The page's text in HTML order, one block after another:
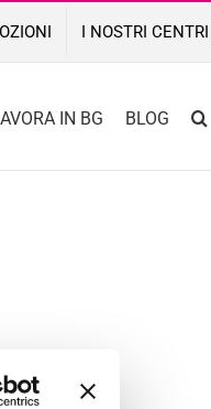
I NOSTRI CENTRI
IN BG BLOG